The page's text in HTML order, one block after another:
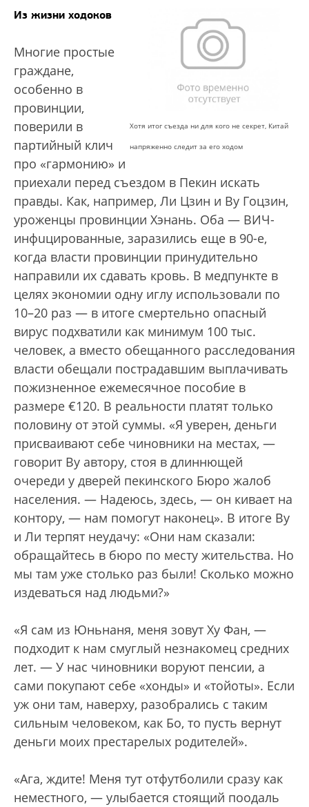
Хотя итог съезда ни для кого не секрет, Китай
напряженно следит за его ходом
Из жизни ходоков
Многие простые
граждане,
особенно в
провинции,
поверили в
партийный клич
про «гармонию» и
приехали перед съездом в Пекин искать
правды. Как, например, Ли Цзин и Ву Гоцзин,
уроженцы провинции Хэнань. Оба — ВИЧ-
инфuцированные, заразились еще в 90-е,
когда власти провинции принудительно
направили их сдавать кровь. В медпункте в
целях экономии одну иглу использовали по
10–20 раз — в итоге смертельно опасный
вирус подхватили как минимум 100 тыс.
человек, а вместо обещанного расследования
власти обещали пострадавшим выплачивать
пожизненное ежемесячное пособие в
размере €120. В реальности платят только
половину от этой суммы. «Я уверен, деньги
присваивают себе чиновники на местах, —
говорит Ву автору, стоя в длиннющей
очереди у дверей пекинского Бюро жалоб
населения. — Надеюсь, здесь, — он кивает на
контору, — нам помогут наконец». В итоге Ву
и Ли терпят неудачу: «Они нам сказали:
обращайтесь в бюро по месту жительства. Но
мы там уже столько раз были! Сколько можно
издеваться над людьми?»
«Я сам из Юньнаня, меня зовут Ху Фан, —
подходит к нам смуглый незнакомец средних
лет. — У нас чиновники воруют пенсии, а
сами покупают себе «хонды» и «тойоты». Если
уж они там, наверху, разобрались с таким
сильным человеком, как Бо, то пусть вернут
деньги моих престарелых родителей».
«Ага, ждите! Меня тут отфутболили сразу как
неместного, — улыбается стоящий поодаль